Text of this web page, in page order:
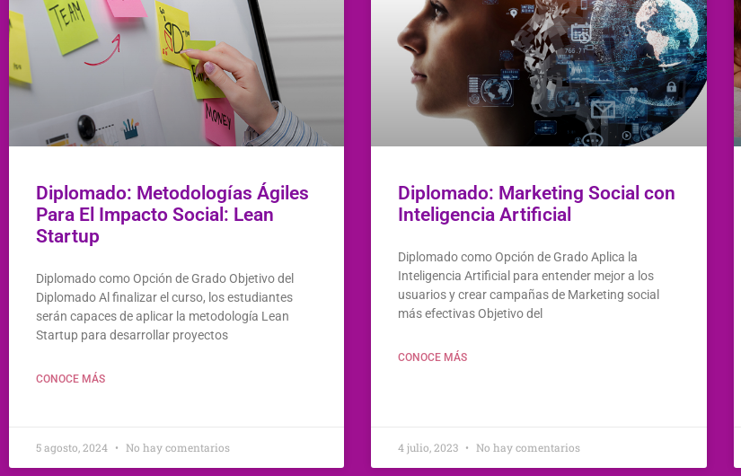
Diplomado: Metodologías Ágiles
Para El Impacto Social: Lean
Startup
Diplomado como Opción de Grado Objetivo del
Diplomado Al finalizar el curso, los estudiantes
serán capaces de aplicar la metodología Lean
Startup para desarrollar proyectos
CONOCE MÁS
5 agosto, 2024 No hay comentarios
Diplomado: Marketing Social con
Inteligencia Artificial
Diplomado como Opción de Grado Aplica la
Inteligencia Artificial para entender mejor a los
usuarios y crear campañas de Marketing social
más efectivas Objetivo del
CONOCE MÁS
4 julio, 2023 No hay comentarios